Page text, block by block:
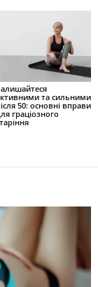
та сильними
50: основні вправи
граціозного